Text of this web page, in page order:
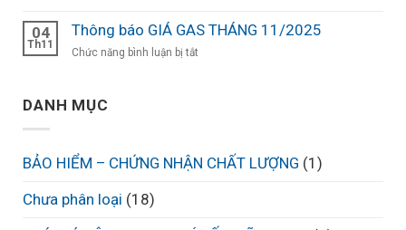
LỊCH
báo
04
Th11
Thông báo GIÁ GAS THÁNG 11/2025
Chức năng bình luận bị tắt
11/2025
DANH MỤC
BẢO HIỂM – CHỨNG NHẬN CHẤT LƯỢNG (1)
Chưa phân loại (18)